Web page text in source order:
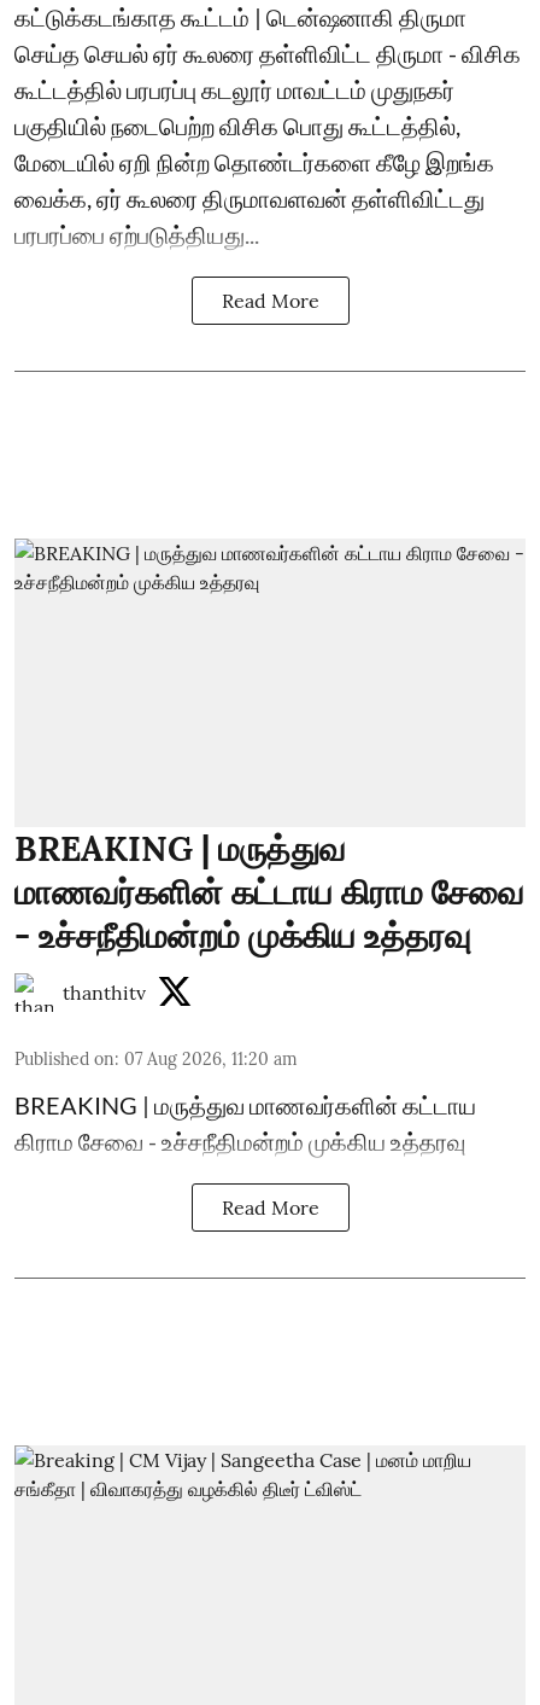
கட்டுக்கடங்காத கூட்டம் | டென்ஷனாகி திருமா
செய்த செயல் ஏர் கூலரை தள்ளிவிட்ட திருமா - விசிக
கூட்டத்தில் பரபரப்பு கடலூர் மாவட்டம் முதுநகர்
பகுதியில் நடைபெற்ற விசிக பொது கூட்டத்தில்,
மேடையில் ஏறி நின்ற தொண்டர்களை கீழே இறங்க
வைக்க, ஏர் கூலரை திருமாவளவன் தள்ளிவிட்டது
பரபரப்பை ஏற்படுத்தியது...
Read More
BREAKING | மருத்துவ
மாணவர்களின் கட்டாய கிராம சேவை
- உச்சநீதிமன்றம் முக்கிய உத்தரவு
thanthitv
Published on: 07 Aug 2026, 11:20 am
BREAKING | மருத்துவ மாணவர்களின் கட்டாய
கிராம சேவை - உச்சநீதிமன்றம் முக்கிய உத்தரவு
Read More